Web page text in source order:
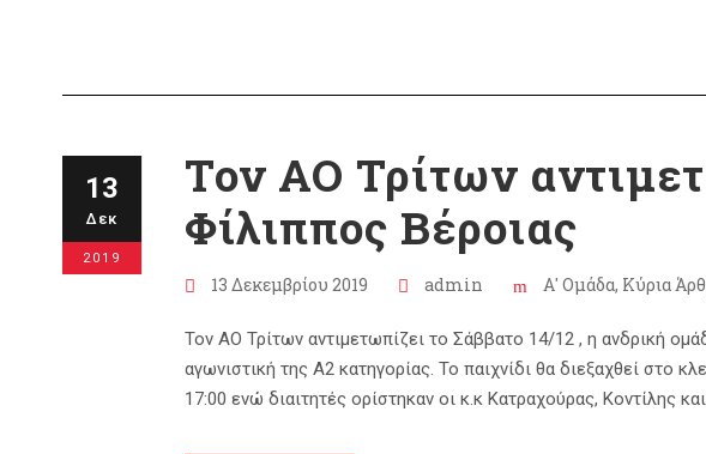
13
Δεκ
2019
Τον ΑΟ Τρίτων
Φίλιππος Βέροιας
13 Δεκεμβρίου 2019 admin Α' Ομάδα, Κύρια
Τον ΑΟ Τρίτων αντιμετωπίζει το Σάββατο 14/12 , η ανδρική
αγωνιστική της Α2 κατηγορίας. Το παιχνίδι θα διεξαχθεί στο
17:00 ενώ διαιτητές ορίστηκαν οι κ.κ Κατραχούρας, Κοντίλης